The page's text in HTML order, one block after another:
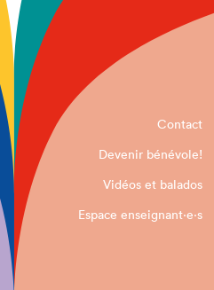
Contact
Devenir bénévole!
Vidéos et balados
Espace enseignant·e⋅s